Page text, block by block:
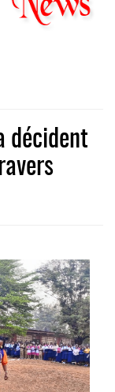
décident